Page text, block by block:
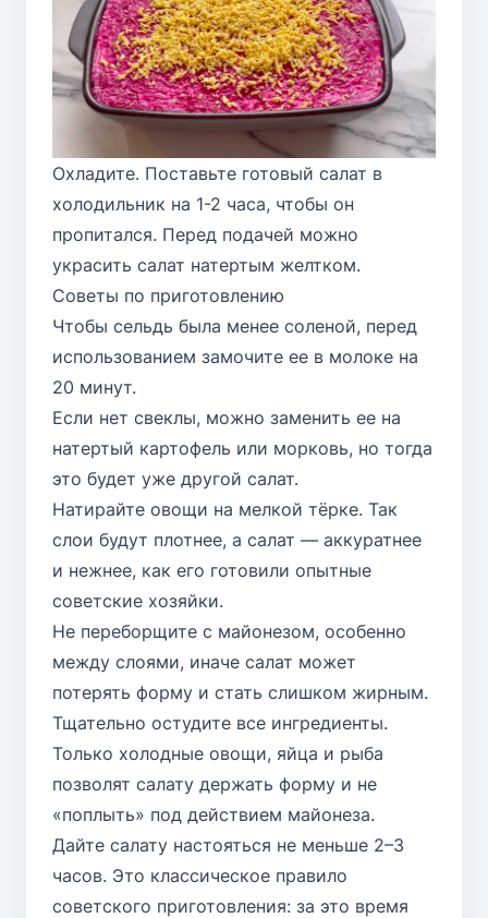
Охладите. Поставьте готовый салат в
холодильник на 1-2 часа, чтобы он
пропитался. Перед подачей можно
украсить салат натертым желтком.
Советы по приготовлению
Чтобы сельдь была менее соленой, перед
использованием замочите ее в молоке на
20 минут.
Если нет свеклы, можно заменить ее на
натертый картофель или морковь, но тогда
это будет уже другой салат.
Натирайте овощи на мелкой тёрке. Так
слои будут плотнее, а салат — аккуратнее
и нежнее, как его готовили опытные
советские хозяйки.
Не переборщите с майонезом, особенно
между слоями, иначе салат может
потерять форму и стать слишком жирным.
Тщательно остудите все ингредиенты.
Только холодные овощи, яйца и рыба
позволят салату держать форму и не
«поплыть» под действием майонеза.
Дайте салату настояться не меньше 2–3
часов. Это классическое правило
советского приготовления: за это время